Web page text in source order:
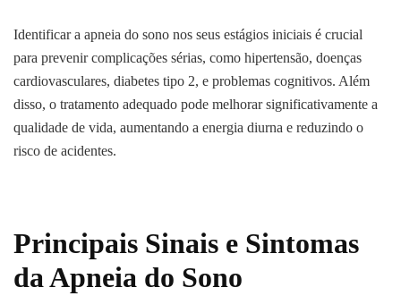
Identificar a apneia do sono nos seus estágios iniciais é crucial
para prevenir complicações sérias, como hipertensão, doenças
cardiovasculares, diabetes tipo 2, e problemas cognitivos. Além
disso, o tratamento adequado pode melhorar significativamente a
qualidade de vida, aumentando a energia diurna e reduzindo o
risco de acidentes.
Principais Sinais e Sintomas
da Apneia do Sono